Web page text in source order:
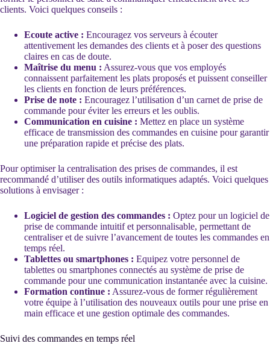
clients. Voici quelques conseils :
Ecoute active : Encouragez vos serveurs à écouter
attentivement les demandes des clients et à poser des questions
claires en cas de doute.
Maîtrise du menu : Assurez-vous que vos employés
connaissent parfaitement les plats proposés et puissent conseiller
les clients en fonction de leurs préférences.
Prise de note : Encouragez l’utilisation d’un carnet de prise de
commande pour éviter les erreurs et les oublis.
Communication en cuisine : Mettez en place un système
efficace de transmission des commandes en cuisine pour garantir
une préparation rapide et précise des plats.
Pour optimiser la centralisation des prises de commandes, il est
recommandé d’utiliser des outils informatiques adaptés. Voici quelques
solutions à envisager :
Logiciel de gestion des commandes : Optez pour un logiciel de
prise de commande intuitif et personnalisable, permettant de
centraliser et de suivre l’avancement de toutes les commandes en
temps réel.
Tablettes ou smartphones : Equipez votre personnel de
tablettes ou smartphones connectés au système de prise de
commande pour une communication instantanée avec la cuisine.
Formation continue : Assurez-vous de former régulièrement
votre équipe à l’utilisation des nouveaux outils pour une prise en
main efficace et une gestion optimale des commandes.
Suivi des commandes en temps réel